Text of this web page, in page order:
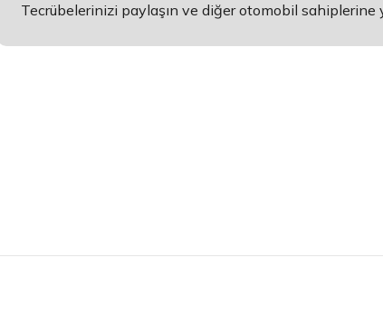
Tecrübelerinizi paylaşın ve diğer otomobil sahiplerine